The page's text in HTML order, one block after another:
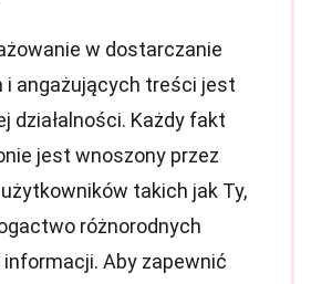
w dostarczanie
i angażujących treści jest
działalności. Każdy fakt
jest wnoszony przez
takich jak Ty,
różnorodnych
Aby zapewnić